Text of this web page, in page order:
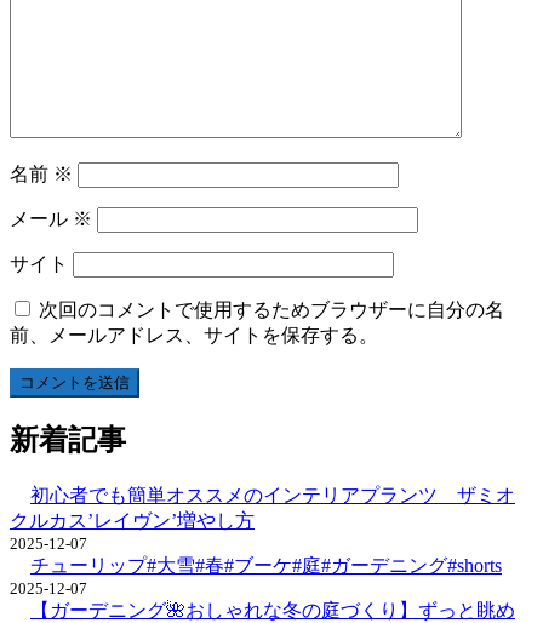
名前 ※
メール ※
サイト
次回のコメントで使用するためブラウザーに自分の名
前、メールアドレス、サイトを保存する。
新着記事
初心者でも簡単オススメのインテリアプランツ ザミオ
クルカス’レイヴン’増やし方
2025-12-07
チューリップ#大雪#春#ブーケ#庭#ガーデニング#shorts
2025-12-07
【ガーデニング🌺おしゃれな冬の庭づくり】ずっと眺め